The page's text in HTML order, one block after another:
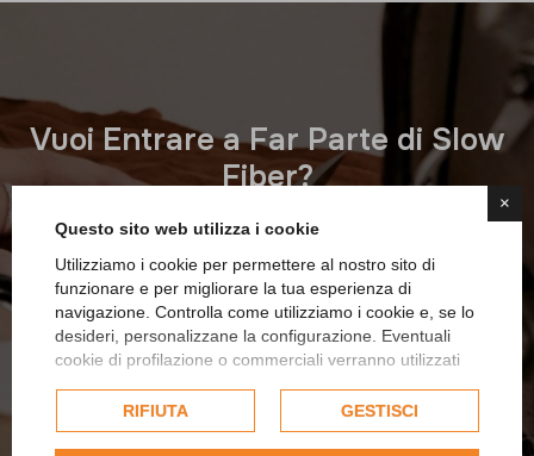
×
Questo sito web utilizza i cookie
Utilizziamo i cookie per permettere al nostro sito di
funzionare e per migliorare la tua esperienza di
navigazione. Controlla come utilizziamo i cookie e, se lo
desideri, personalizzane la configurazione. Eventuali
cookie di profilazione o commerciali verranno utilizzati
dell'utente e, se consentito, potrebbero essere utilizzati
per personalizzare gli annunci pubblicitari. Per ulteriori
RIFIUTA GESTISCI
Vuoi Entrare a Far Parte di Slow
Fiber?
Sei un’azienda impegnata nella filiera tessile e
dell’arredamento sostenibile? Unisciti alla
nostra rete e contribuisci a un futuro più etico
e responsabile.